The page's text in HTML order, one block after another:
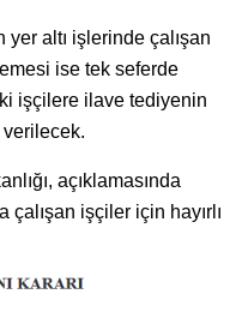
altı işlerinde çalışan
ise tek seferde
işçilere ilave tediyenin
açıklamasında
işçiler için hayırlı